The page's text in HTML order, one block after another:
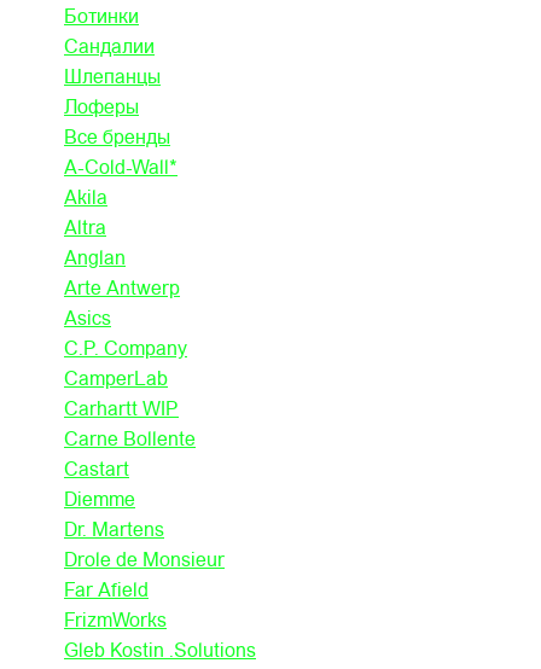
Ботинки
Сандалии
Шлепанцы
Лоферы
Все бренды
A-Cold-Wall*
Akila
Altra
Anglan
Arte Antwerp
Asics
C.P. Company
CamperLab
Carhartt WIP
Carne Bollente
Castart
Diemme
Dr. Martens
Drole de Monsieur
Far Afield
FrizmWorks
Gleb Kostin .Solutions